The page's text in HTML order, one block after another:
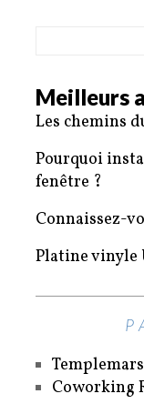
Meilleurs
Les chemins
Pourquoi
fenêtre ?
Connaissez-
Platine vinyle
Coworking